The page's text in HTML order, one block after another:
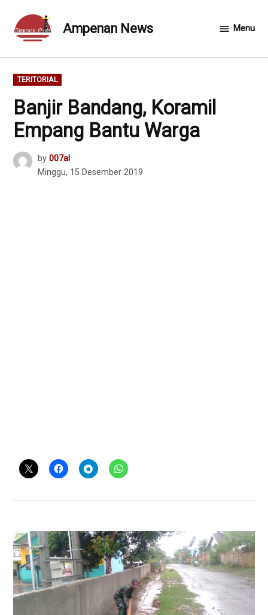
content
Ampenan News Menu
POSTED
IN
TERITORIAL
Banjir Bandang, Koramil
Empang Bantu Warga
by 007al
Minggu, 15 Desember 2019